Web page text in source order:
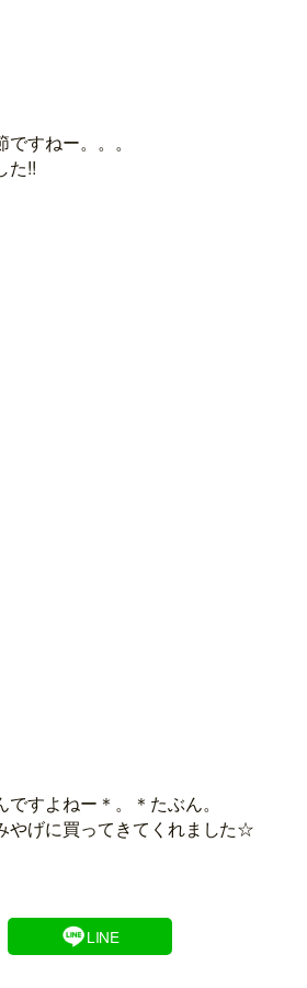
すねー。。。
た!!
すよねー＊。＊たぶん。
やげに買ってきてくれました☆
LINE